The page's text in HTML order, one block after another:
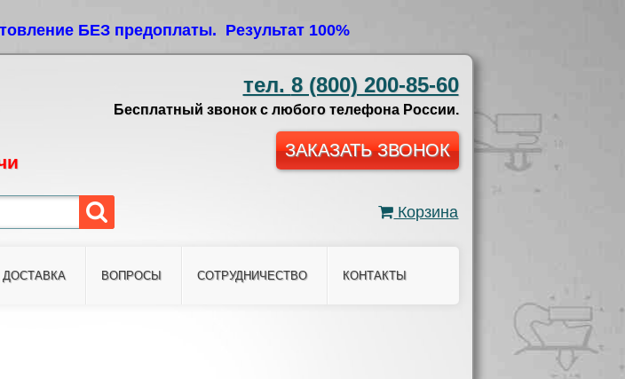
БЕЗ предоплаты. Результат 100%
тел. 8 (800) 200-85-60
Бесплатный звонок с любого телефона России.
ЗАКАЗАТЬ ЗВОНОК
Корзина
ДОСТАВКА ВОПРОСЫ СОТРУДНИЧЕСТВО КОНТАКТЫ